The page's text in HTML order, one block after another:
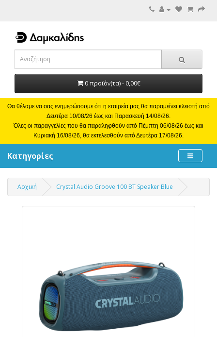
0 προϊόν(τα) - 0,00€
Θα θέλαμε να σας ενημερώσουμε ότι η εταιρεία μας θα παραμείνει κλειστή από
Δευτέρα 10/08/26 έως και Παρασκευή 14/08/26.
Όλες οι παραγγελίες που θα παραληφθούν από Πέμπτη 06/08/26 έως και
Κυριακή 16/08/26, θα εκτελεσθούν από Δευτέρα 17/08/26.
Κατηγορίες
Αρχική Crystal Audio Groove 100 BT Speaker Blue